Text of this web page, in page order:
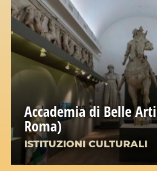
Accademia di Belle
Roma)
ISTITUZIONI CULTURALI